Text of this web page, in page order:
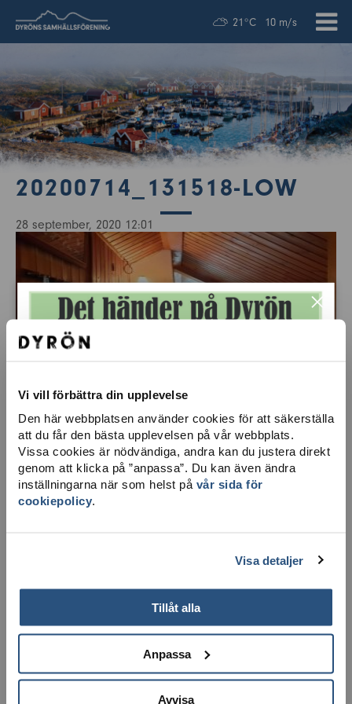
Vi vill förbättra din upplevelse
Den här webbplatsen använder cookies för att säkerställa
att du får den bästa upplevelsen på vår webbplats.
Vissa cookies är nödvändiga, andra kan du justera direkt
genom att klicka på ”anpassa”. Du kan även ändra
inställningarna när som helst på vår sida för
cookiepolicy.
Visa detaljer
Tillåt alla
Anpassa
Avvisa
21°C 10 m/s
20200714_131518-LOW
28 september, 2020 12:01
LADDA NER KARTA
×